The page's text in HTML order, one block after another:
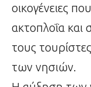
οικογένειες
ακτοπλοΐα και
τους
των νησιών.